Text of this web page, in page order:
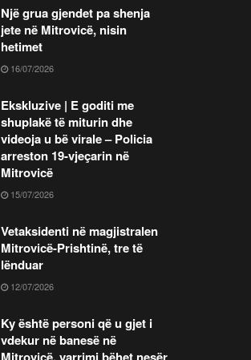
Një grua gjendet pa shenja
jete në Mitrovicë, nisin
hetimet
16/07/2026
Ekskluzive | E goditi me
shuplakë të miturin dhe
videoja u bë virale – Policia
arreston 19-vjeçarin në
Mitrovicë
15/07/2026
Vetaksidenti në magjistralen
Mitrovicë-Prishtinë, tre të
lënduar
12/07/2026
Ky është personi që u gjet i
vdekur në banesë në